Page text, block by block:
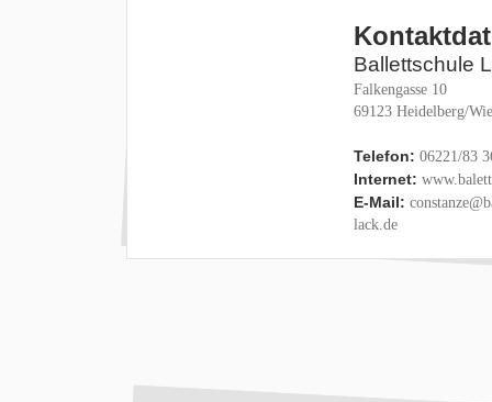
Ballettschule
Falkengasse 10
69123 Heidelberg/
Telefon: 06221/83
Internet:
E-Mail:
lack.de